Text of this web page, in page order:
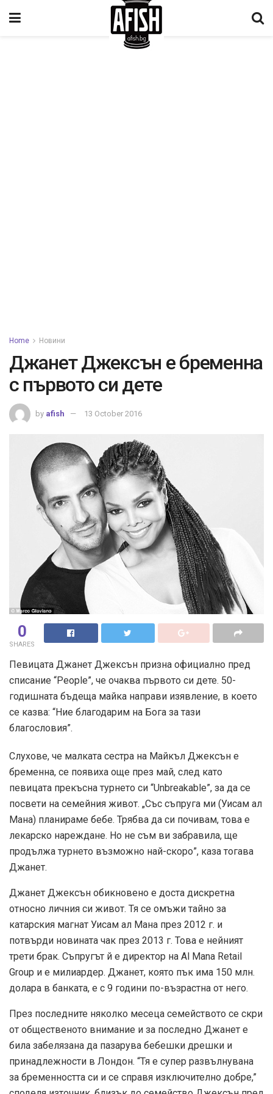
Home Новини
Джанет Джексън е бременна
с първото си дете
by afish 13 October 2016
0
SHARES
Певицата Джанет Джексън призна официално пред
списание “People”, че очаква първото си дете. 50-
годишната бъдеща майка направи изявление, в което
се казва: “Ние благодарим на Бога за тази
благословия”.
Слухове, че малката сестра на Майкъл Джексън е
бременна, се появиха още през май, след като
певицата прекъсна турнето си “Unbreakable”, за да се
посвети на семейния живот. „Със съпруга ми (Уисам ал
Мана) планираме бебе. Трябва да си почивам, това е
лекарско нареждане. Но не съм ви забравила, ще
продължа турнето възможно най-скоро”, каза тогава
Джанет.
Джанет Джексън обикновено е доста дискретна
относно личния си живот. Тя се омъжи тайно за
катарския магнат Уисам ал Мана през 2012 г. и
потвърди новината чак през 2013 г. Това е нейният
трети брак. Съпругът й е директор на Al Mana Retail
Group и е милиардер. Джанет, която пък има 150 млн.
долара в банката, е с 9 години по-възрастна от него.
През последните няколко месеца семейството се скри
от общественото внимание и за последно Джанет е
била забелязана да пазарува бебешки дрешки и
принадлежности в Лондон. “Тя е супер развълнувана
за бременността си и се справя изключително добре,”